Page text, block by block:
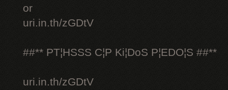
or
uri.in.th/zGDtV
##** PT¦HSSS C¦P Ki¦DoS P¦EDO¦S ##**
uri.in.th/zGDtV